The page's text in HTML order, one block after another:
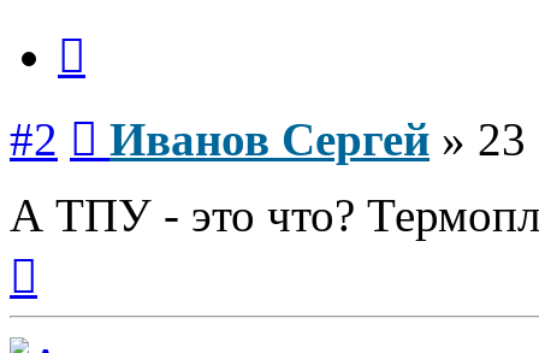
#2 Иванов Сергей » 23
А ТПУ - это что?
началу